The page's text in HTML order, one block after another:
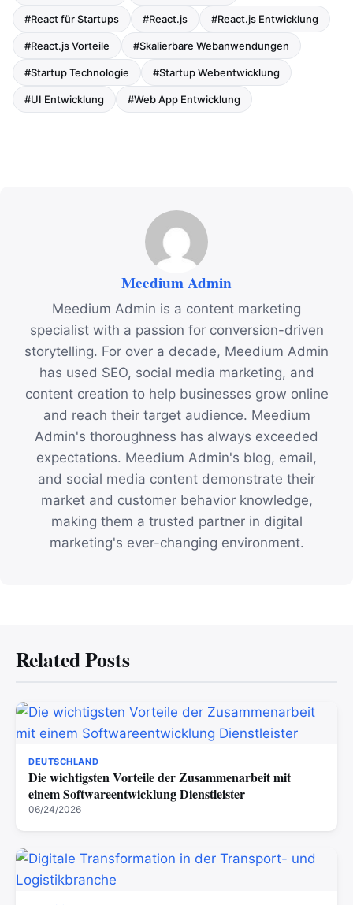
#React für Startups #React.js #React.js Entwicklung
#React.js Vorteile #Skalierbare Webanwendungen
#Startup Technologie #Startup Webentwicklung
#UI Entwicklung #Web App Entwicklung
Meedium Admin
Meedium Admin is a content marketing
specialist with a passion for conversion-driven
storytelling. For over a decade, Meedium Admin
has used SEO, social media marketing, and
content creation to help businesses grow online
and reach their target audience. Meedium
Admin's thoroughness has always exceeded
expectations. Meedium Admin's blog, email,
and social media content demonstrate their
market and customer behavior knowledge,
making them a trusted partner in digital
marketing's ever-changing environment.
Related Posts
DEUTSCHLAND
Die wichtigsten Vorteile der Zusammenarbeit mit
einem Softwareentwicklung Dienstleister
06/24/2026